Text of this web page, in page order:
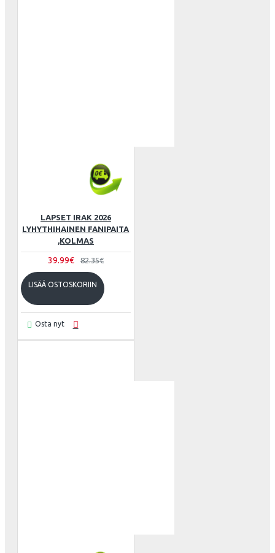
LAPSET IRAK 2026
LYHYTHIHAINEN FANIPAITA
,KOLMAS
39.99€ 82.35€
LISÄÄ OSTOSKORIIN
Osta nyt